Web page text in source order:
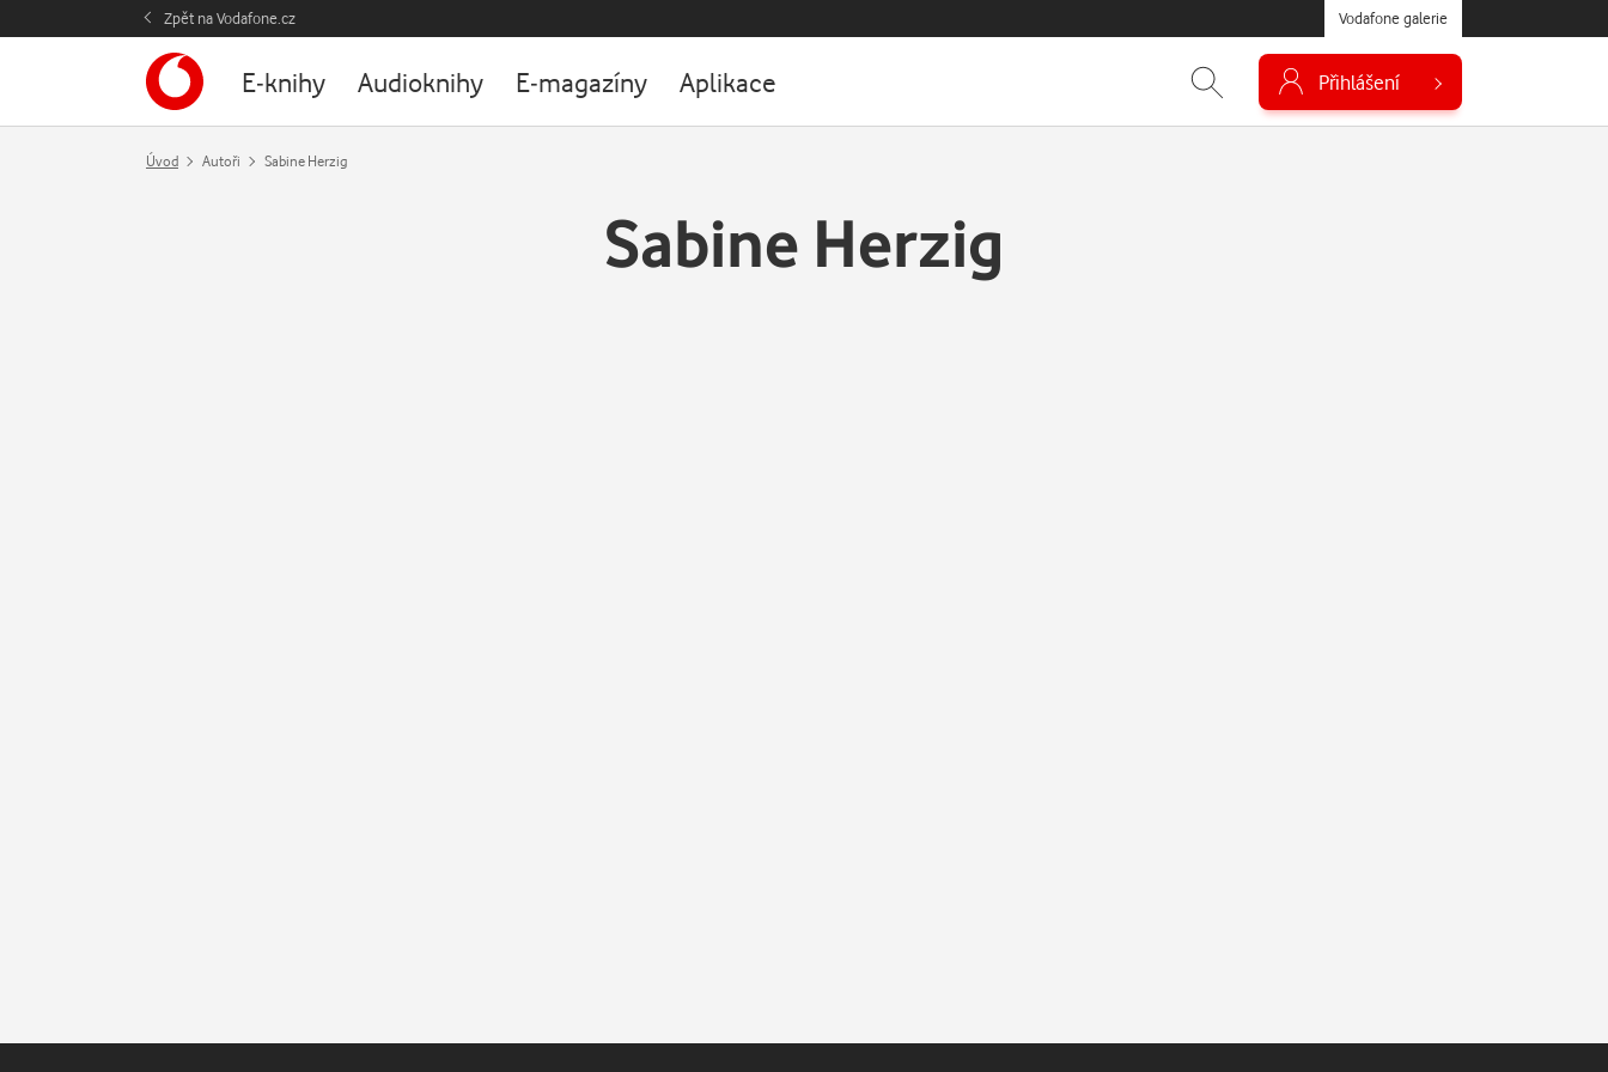
Zpět na Vodafone.cz Vodafone galerie
E-knihy Audioknihy E-magazíny Aplikace Přihlášení
Úvod Autoři Sabine Herzig
Sabine Herzig